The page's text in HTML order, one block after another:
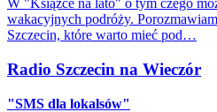
W "Książce na lato" o tym czego
wakacyjnych podróży.
Szczecin, które warto mieć pod…
Radio Szczecin na Wieczór
"SMS dla lokalsów"